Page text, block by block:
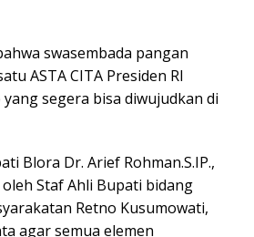
swasembada pangan
ASTA CITA Presiden RI
segera bisa diwujudkan di
Blora Dr. Arief Rohman.S.IP.,
oleh Staf Ahli Bupati bidang
Retno Kusumowati,
agar semua elemen